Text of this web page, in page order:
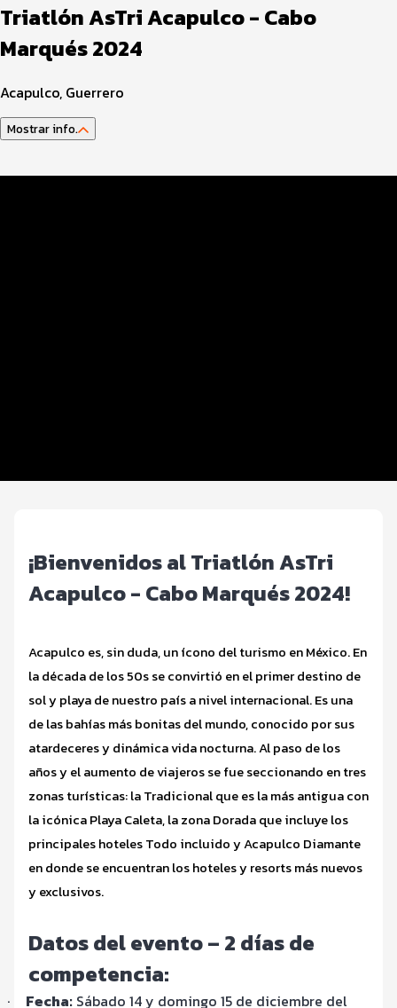
Triatlón AsTri Acapulco - Cabo
Marqués 2024
Acapulco, Guerrero
Mostrar info.
¡Bienvenidos al Triatlón AsTri
Acapulco - Cabo Marqués 2024!
Acapulco es, sin duda, un ícono del turismo en México. En
la década de los 50s se convirtió en el primer destino de
sol y playa de nuestro país a nivel internacional. Es una
de las bahías más bonitas del mundo, conocido por sus
atardeceres y dinámica vida nocturna. Al paso de los
años y el aumento de viajeros se fue seccionando en tres
zonas turísticas: la Tradicional que es la más antigua con
la icónica Playa Caleta, la zona Dorada que incluye los
principales hoteles Todo incluido y Acapulco Diamante
en donde se encuentran los hoteles y resorts más nuevos
y exclusivos.
Datos del evento – 2 días de
competencia:
· Fecha: Sábado 14 y domingo 15 de diciembre del